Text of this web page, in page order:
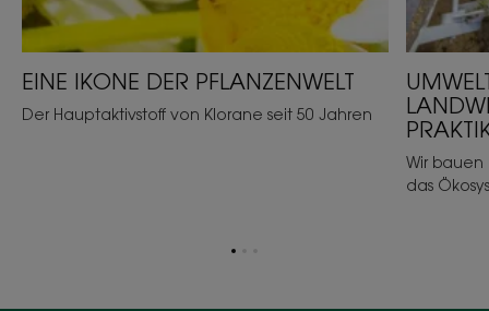
EINE IKONE DER PFLANZENWELT
Der Hauptaktivstoff von Klorane seit 50 Jahren
Wir bauen
das
Zum